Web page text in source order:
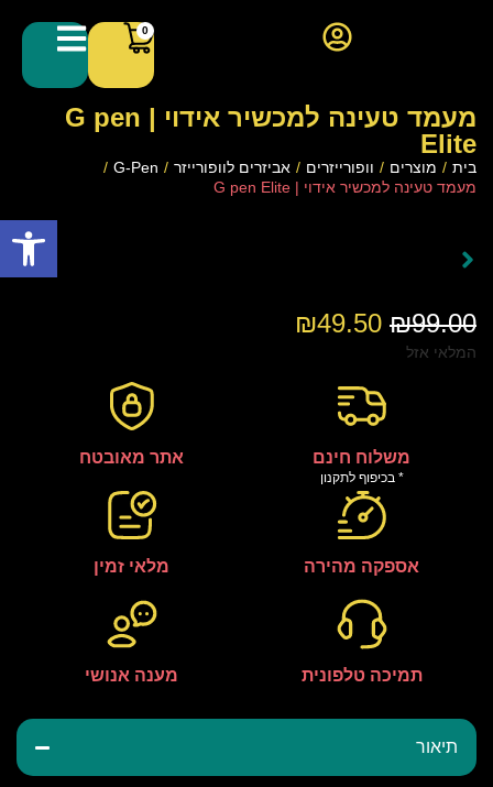
פתח
0
מעמד טעינה למכשיר אידוי | G pen
Elite
בית / מוצרים / וופורייזרים / אביזרים לוופורייזר /
G-Pen
/
מעמד טעינה למכשיר אידוי | G pen Elite
תיאור
₪99.00
₪49.50
המלאי אזל
משלוח חינם
* בכיפוף לתקנון
אתר מאובטח
אספקה מהירה מלאי זמין
תמיכה טלפונית מענה אנושי